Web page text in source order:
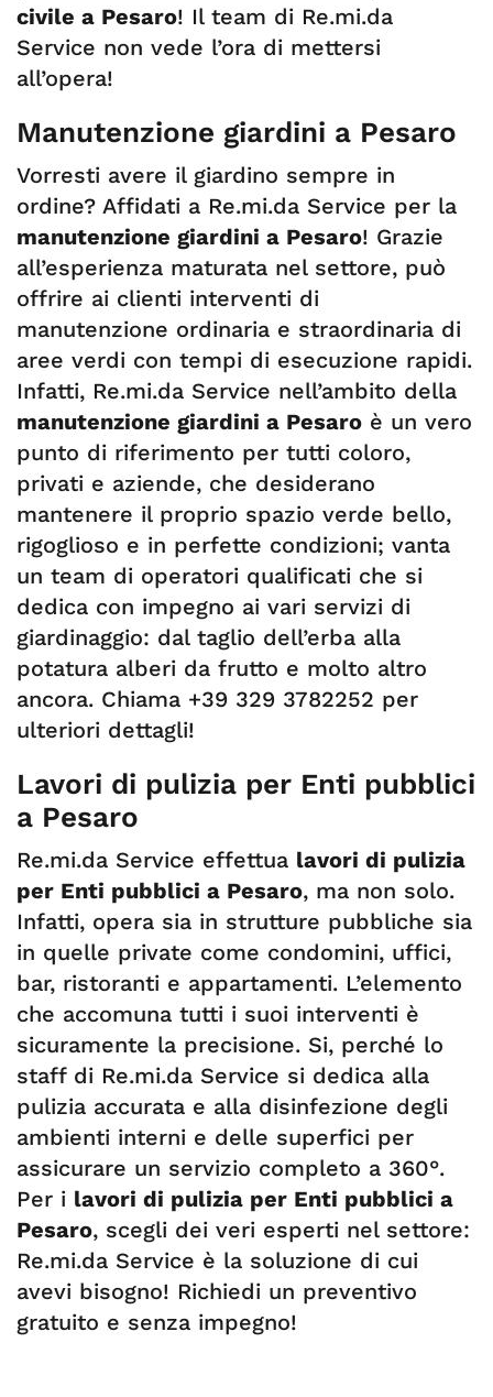
civile a Pesaro! Il team di Re.mi.da
Service non vede l’ora di mettersi
all’opera!
Manutenzione giardini a Pesaro
Vorresti avere il giardino sempre in
ordine? Affidati a Re.mi.da Service per la
manutenzione giardini a Pesaro! Grazie
all’esperienza maturata nel settore, può
offrire ai clienti interventi di
manutenzione ordinaria e straordinaria di
aree verdi con tempi di esecuzione rapidi.
Infatti, Re.mi.da Service nell’ambito della
manutenzione giardini a Pesaro è un vero
punto di riferimento per tutti coloro,
privati e aziende, che desiderano
mantenere il proprio spazio verde bello,
rigoglioso e in perfette condizioni; vanta
un team di operatori qualificati che si
dedica con impegno ai vari servizi di
giardinaggio: dal taglio dell’erba alla
potatura alberi da frutto e molto altro
ancora. Chiama +39 329 3782252 per
ulteriori dettagli!
Lavori di pulizia per Enti pubblici
a Pesaro
Re.mi.da Service effettua lavori di pulizia
per Enti pubblici a Pesaro, ma non solo.
Infatti, opera sia in strutture pubbliche sia
in quelle private come condomini, uffici,
bar, ristoranti e appartamenti. L’elemento
che accomuna tutti i suoi interventi è
sicuramente la precisione. Si, perché lo
staff di Re.mi.da Service si dedica alla
pulizia accurata e alla disinfezione degli
ambienti interni e delle superfici per
assicurare un servizio completo a 360°.
Per i lavori di pulizia per Enti pubblici a
Pesaro, scegli dei veri esperti nel settore:
Re.mi.da Service è la soluzione di cui
avevi bisogno! Richiedi un preventivo
gratuito e senza impegno!